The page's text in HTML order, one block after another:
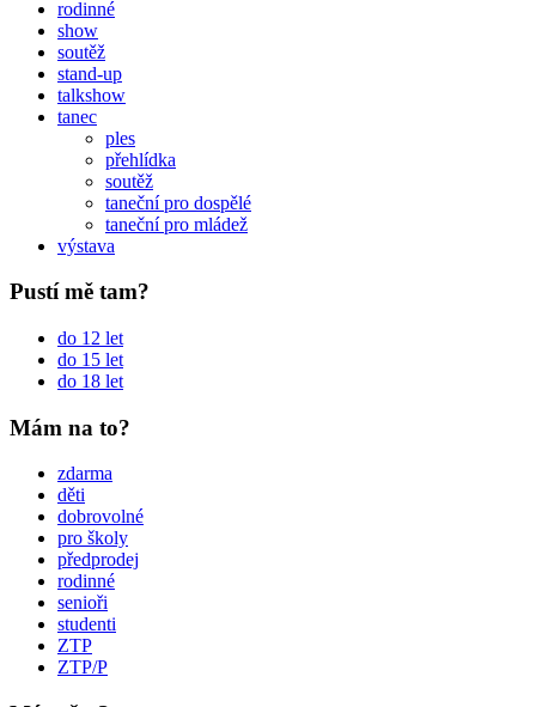
rodinné
show
soutěž
stand-up
talkshow
tanec
ples
přehlídka
soutěž
taneční pro dospělé
taneční pro mládež
výstava
Pustí mě tam?
do 12 let
do 15 let
do 18 let
Mám na to?
zdarma
děti
dobrovolné
pro školy
předprodej
rodinné
senioři
studenti
ZTP
ZTP/P